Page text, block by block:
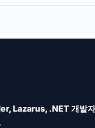
Lazarus, .NET 개발자